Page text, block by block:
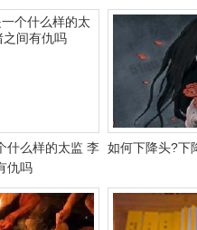
什么样的太监 李
仇吗
如何下降头?下